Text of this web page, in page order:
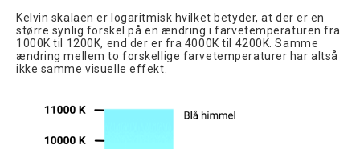
Kelvin skalaen er logaritmisk hvilket betyder, at der er en
større synlig forskel på en ændring i farvetemperaturen fra
1000K til 1200K, end der er fra 4000K til 4200K. Samme
ændring mellem to forskellige farvetemperaturer har altså
ikke samme visuelle effekt.